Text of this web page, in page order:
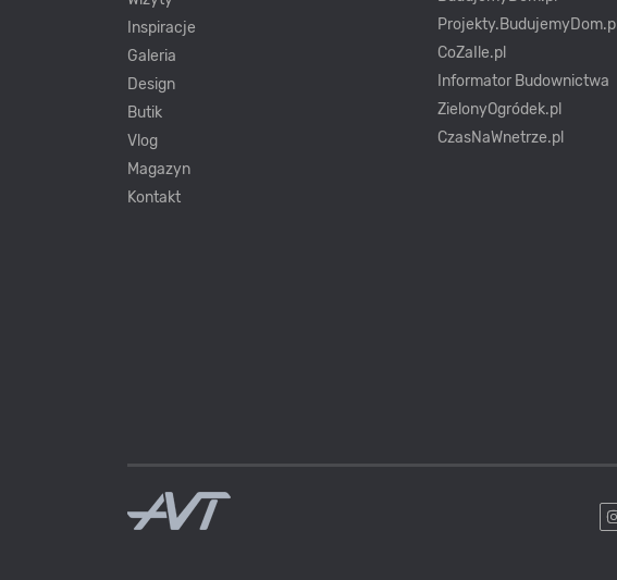
Projekty.BudujemyDom.pl
CoZaIle.pl
Informator Budownictwa
ZielonyOgródek.pl
CzasNaWnetrze.pl
Inspiracje
Galeria
Design
Butik
Vlog
Magazyn
Kontakt